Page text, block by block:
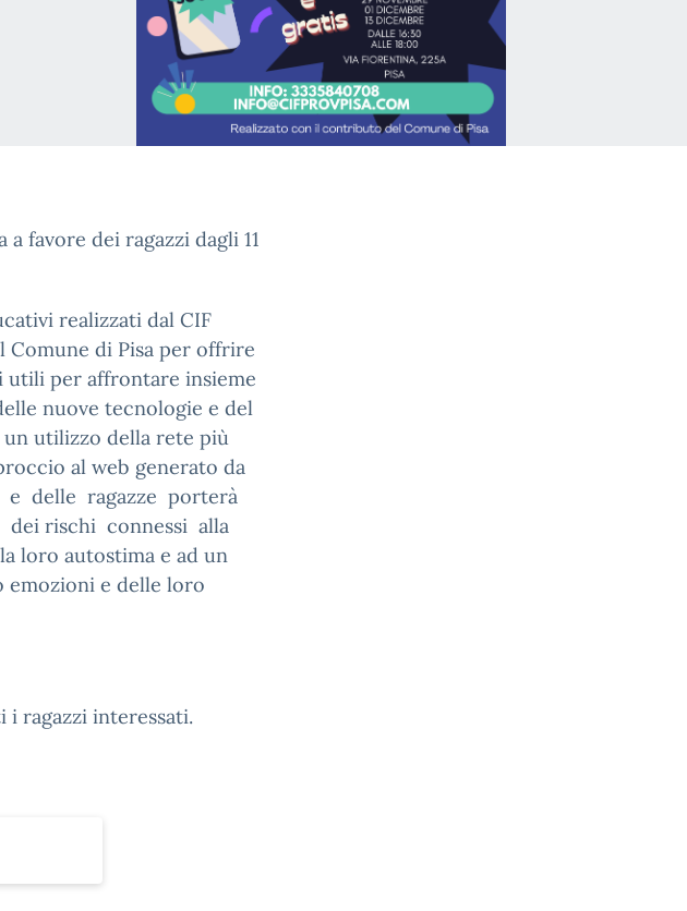
favore dei ragazzi dagli 11
realizzati dal CIF
di Pisa per offrire
utili per affrontare insieme
nuove tecnologie e del
utilizzo della rete più
al web generato da
e delle ragazze porterà
dei rischi connessi alla
loro autostima e ad un
emozioni e delle loro
ragazzi interessati.